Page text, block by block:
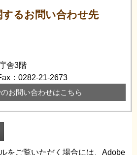
るお問い合わせ先
舎3階
：0282-21-2673
のお問い合わせはこちら
をご覧いただく場合には、Adobe